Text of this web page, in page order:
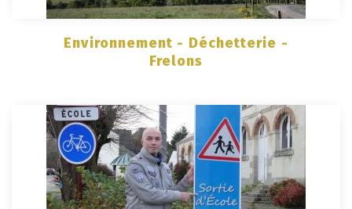
Environnement - Déchetterie -
Frelons